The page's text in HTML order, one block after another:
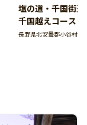
塩の道・千国街
千国越えコース
長野県北安曇郡小谷村内